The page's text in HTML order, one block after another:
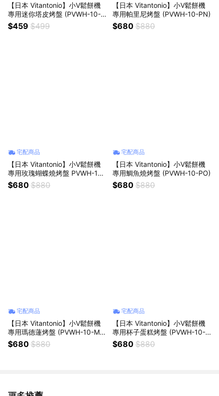
【日本 Vitantonio】小V鬆餅機
專用迷你塔皮烤盤 (PVWH-10-M
TU) 需搭配杯子蛋糕烤盤
$459 $499
【日本 Vitantonio】小V鬆餅機
專用帕里尼烤盤 (PVWH-10-PN)
$680 $880
宅配商品
【日本 Vitantonio】小V鬆餅機
專用玫瑰蝴蝶燒烤盤 PVWH-10-
FP (VWH-600B鬆餅機適用)
$680 $880
宅配商品
【日本 Vitantonio】小V鬆餅機
專用鯛魚燒烤盤 (PVWH-10-PO)
$680 $880
宅配商品
【日本 Vitantonio】小V鬆餅機
專用瑪德蓮烤盤 (PVWH-10-M
D)
$680 $880
宅配商品
【日本 Vitantonio】小V鬆餅機
專用杯子蛋糕烤盤 (PVWH-10-C
C)
$680 $880